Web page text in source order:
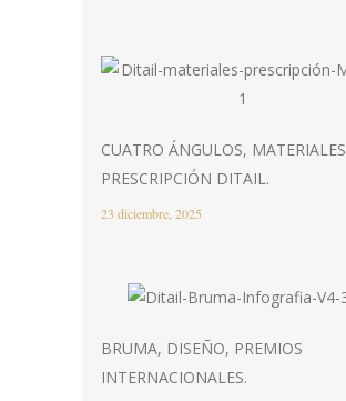
CUATRO ÁNGULOS, MATERIALES
PRESCRIPCIÓN DITAIL.
23 diciembre, 2025
BRUMA, DISEÑO, PREMIOS
INTERNACIONALES.